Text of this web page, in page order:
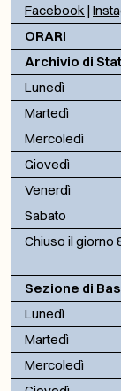
Facebook |
ORARI
Archivio di
Lunedì
Martedì
Mercoledì
Giovedì
Venerdì
Sabato
Chiuso il giorno
Sezione di
Lunedì
Martedì
Mercoledì